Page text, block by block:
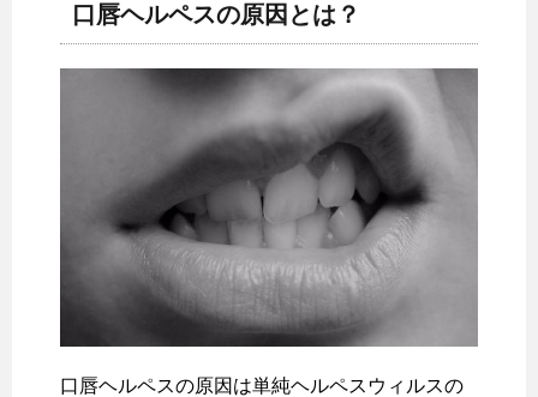
口唇ヘルペスの原因とは？
口唇ヘルペスの原因は単純ヘルペスウィルスの